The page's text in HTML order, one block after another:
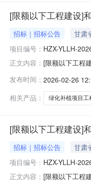
[限额以下工程建设]
招标｜招标公告 甘肃
项目编号： HZX-YLLH-
正文内容： [限额以下工程
系电话
发布时间： 2026-02-26
相关产品：
绿化补植项目工
[限额以下工程建设]
招标｜招标公告 甘肃
项目编号： HZX-YLLH-
正文内容： [限额以下工程